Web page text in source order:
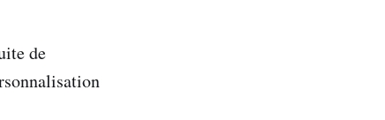
de